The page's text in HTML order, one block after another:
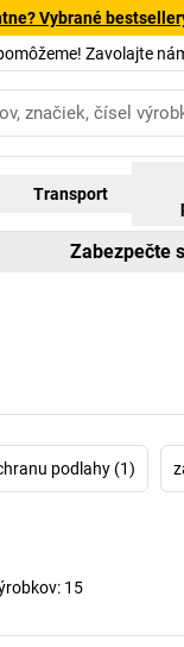
Vybrané
Zavolajte
Transport
Zabezpečte
podlahy (1)
15